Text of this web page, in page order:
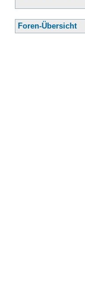
Foren-Übersicht